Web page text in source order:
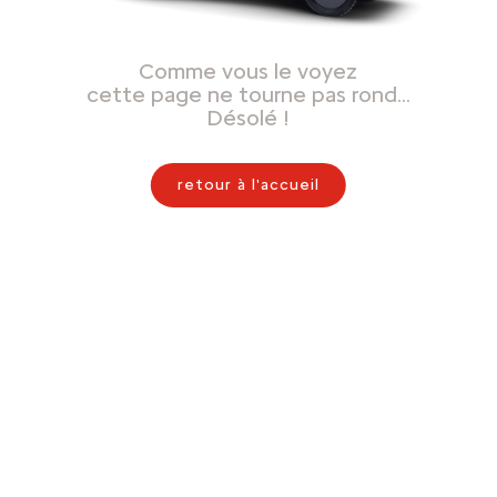
Comme vous le voyez
cette page ne tourne pas rond…
Désolé !
retour à l'accueil